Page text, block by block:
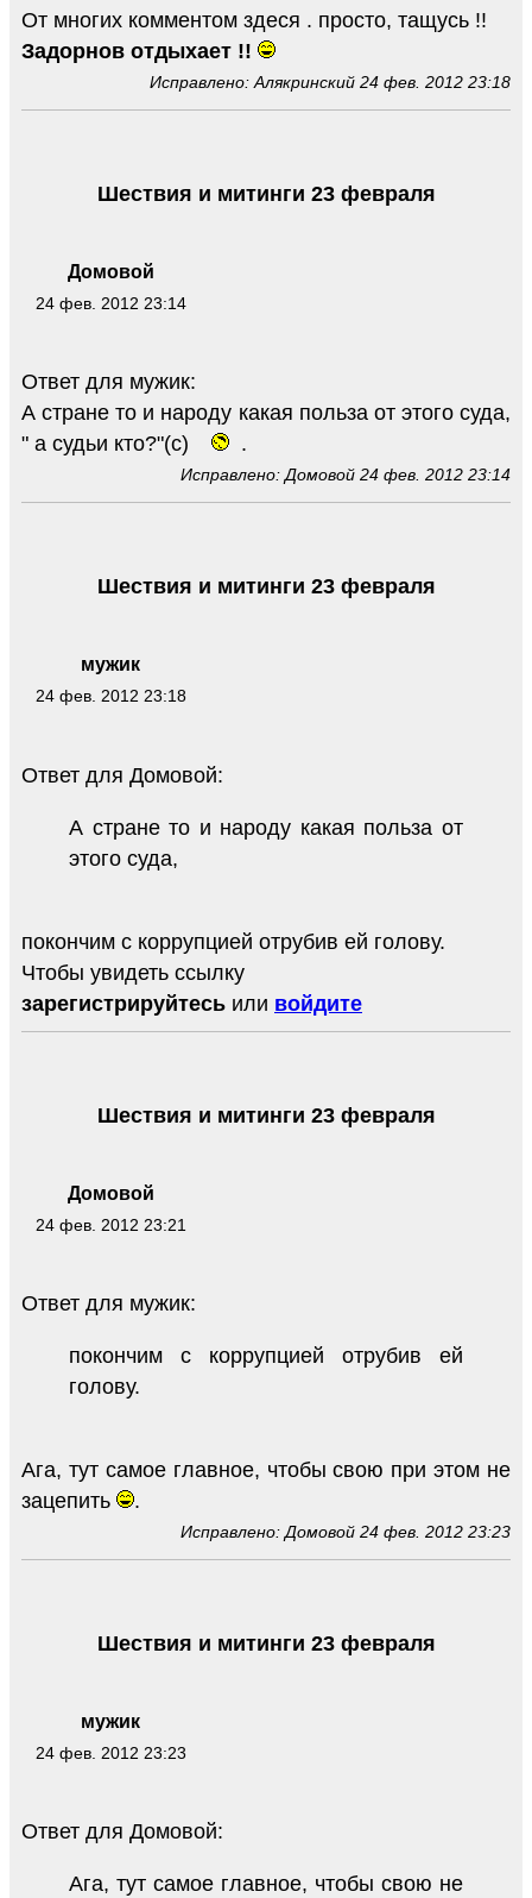
От многих комментом здеся . просто, тащусь !!
Задорнов отдыхает !!
Исправлено: Алякринский 24 фев. 2012 23:18
Домовой
24 фев. 2012 23:14
Шествия и митинги 23 февраля
Ответ для мужик:
А стране то и народу какая польза от этого суда,
" а судьи кто?"(с)
.
Исправлено: Домовой 24 фев. 2012 23:14
мужик
24 фев. 2012 23:18
Шествия и митинги 23 февраля
Ответ для Домовой:
А стране то и народу какая польза от
этого суда,
покончим с коррупцией отрубив ей голову.
Чтобы увидеть ссылку
зарегистрируйтесь или войдите
Домовой
24 фев. 2012 23:21
Шествия и митинги 23 февраля
Ответ для мужик:
покончим с коррупцией отрубив ей
голову.
Ага, тут самое главное, чтобы свою при этом не
зацепить
.
Исправлено: Домовой 24 фев. 2012 23:23
мужик
24 фев. 2012 23:23
Шествия и митинги 23 февраля
Ответ для Домовой:
Ага, тут самое главное, чтобы свою не